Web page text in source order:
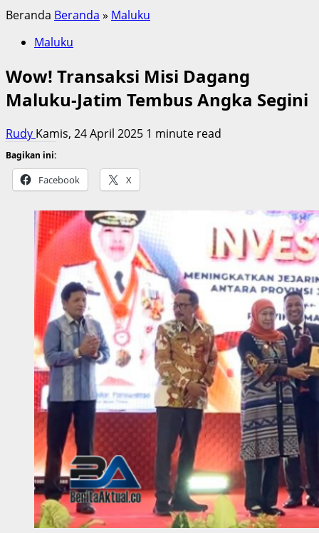
Beranda Beranda » Maluku
Maluku
Wow! Transaksi Misi Dagang
Maluku-Jatim Tembus Angka Segini
Rudy Kamis, 24 April 2025 1 minute read
Bagikan ini:
Facebook X